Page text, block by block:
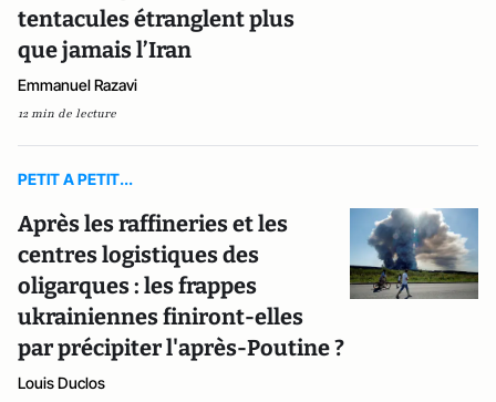
tentacules étranglent plus
que jamais l’Iran
Emmanuel Razavi
12 min de lecture
PETIT A PETIT...
Après les raffineries et les
centres logistiques des
oligarques : les frappes
ukrainiennes finiront-elles
par précipiter l'après-Poutine ?
Louis Duclos